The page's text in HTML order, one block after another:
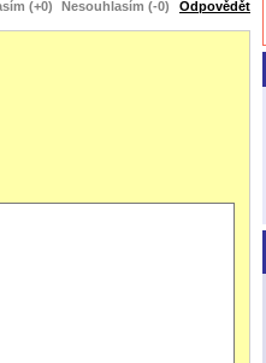
(+0) Nesouhlasím (-0) Odpovědět